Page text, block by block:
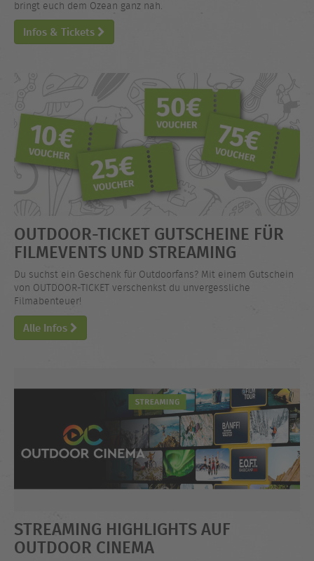
bringt euch dem Ozean ganz nah.
Infos & Tickets
OUTDOOR-TICKET GUTSCHEINE FÜR
FILMEVENTS UND STREAMING
Du suchst ein Geschenk für Outdoorfans? Mit einem Gutschein
von OUTDOOR-TICKET verschenkst du unvergessliche
Filmabenteuer!
Alle Infos
STREAMING HIGHLIGHTS AUF
OUTDOOR CINEMA